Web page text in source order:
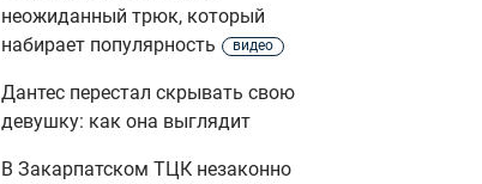
неожиданный трюк, который
набирает популярность
видео
Дантес перестал скрывать свою
девушку: как она выглядит
В Закарпатском ТЦК незаконно